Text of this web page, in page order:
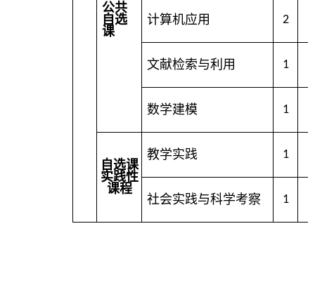
公共
自选
课
计算机应用 2
文献检索与利用 1
数学建模 1
自选课
实践性
课程
教学实践 1
社会实践与科学考察 1